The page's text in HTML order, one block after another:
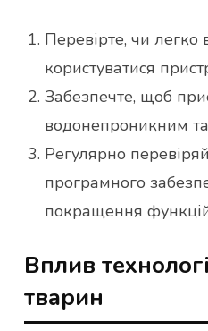
Перевірте, чи легко
користуватися
Забезпечте, щоб
водонепроникним
Регулярно
програмного
покращення
Вплив
тварин